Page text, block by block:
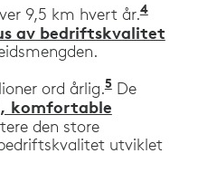
9,5 km hvert år.4
av bedriftskvalitet
ord årlig.5De
komfortable
den store
utviklet